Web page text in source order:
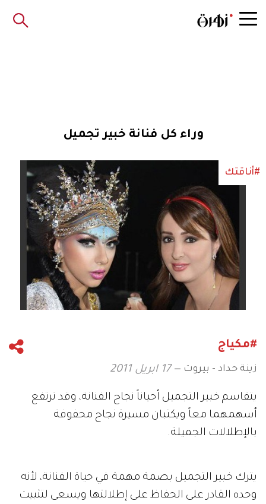
وراء كل فنانة خبير تجميل
#أناقتك
#مكياج
زينة حداد - بيروت 17 ابريل 2011
يتقاسم خبير التجميل أحياناً نجاح الفنانة، وقد ترتفع
أسهمهما معاً ويكتبان مسيرة نجاح محفوفة
بالإطلالات الجميلة.
يترك خبير التجميل بصمة مهمة في حياة الفنانة، لأنه
وحده القادر على الحفاظ على إطلالتها ويسعى لتثبيت